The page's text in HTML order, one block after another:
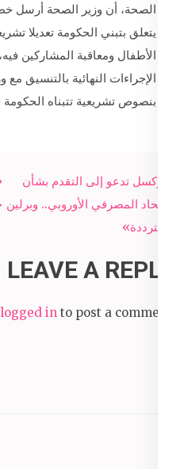
الصحة، أن وزير الصحة أرسل
يتعلق بتبني الحكومة تعديلا
الأطفال ومعاقبة المشاركين
الإجراءات النهائية بالتنسيق
بنصوص تشريعية تتبناه الحكومة
Post
navigation
بروكسل تدعو إلى التقدم بشأن
الاتحاد المصرفي الأوروبي.. وبرلين
«مترددة»
LEAVE A REPLY
logged in to post a comment.